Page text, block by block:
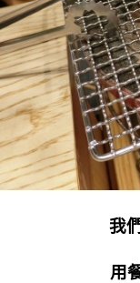
我
用